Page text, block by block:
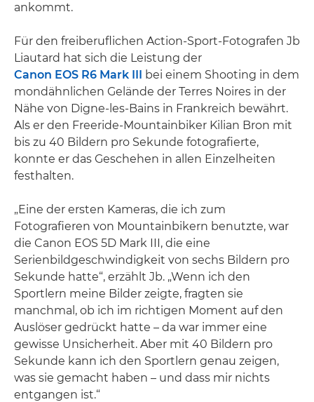
ankommt.
Für den freiberuflichen Action-Sport-Fotografen Jb
Liautard hat sich die Leistung der
Canon EOS R6 Mark III bei einem Shooting in dem
mondähnlichen Gelände der Terres Noires in der
Nähe von Digne-les-Bains in Frankreich bewährt.
Als er den Freeride-Mountainbiker Kilian Bron mit
bis zu 40 Bildern pro Sekunde fotografierte,
konnte er das Geschehen in allen Einzelheiten
festhalten.
„Eine der ersten Kameras, die ich zum
Fotografieren von Mountainbikern benutzte, war
die Canon EOS 5D Mark III, die eine
Serienbildgeschwindigkeit von sechs Bildern pro
Sekunde hatte“, erzählt Jb. „Wenn ich den
Sportlern meine Bilder zeigte, fragten sie
manchmal, ob ich im richtigen Moment auf den
Auslöser gedrückt hatte – da war immer eine
gewisse Unsicherheit. Aber mit 40 Bildern pro
Sekunde kann ich den Sportlern genau zeigen,
was sie gemacht haben – und dass mir nichts
entgangen ist.“